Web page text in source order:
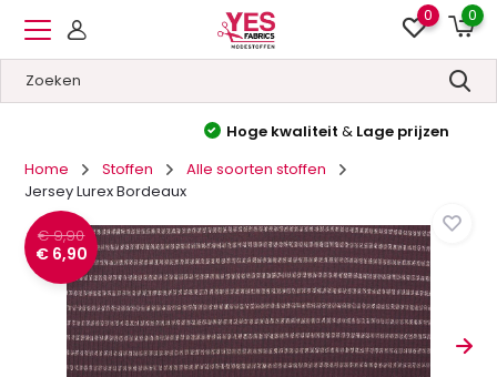
0 0
Hoge kwaliteit&Lage prijzen
Home
Stoffen
Alle soorten stoffen
Jersey Lurex Bordeaux
€ 9,90
€ 6,90